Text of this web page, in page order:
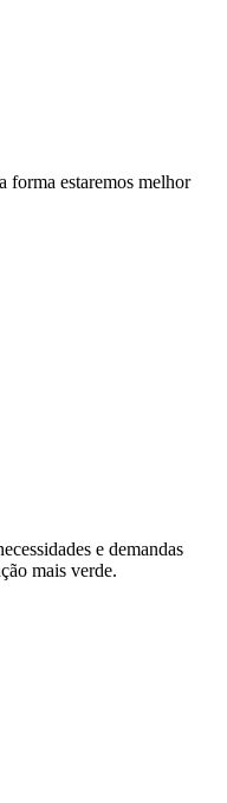
forma estaremos melhor
e demandas
mais verde.